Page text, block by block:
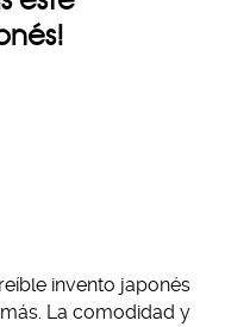
invento japonés
La comodidad y